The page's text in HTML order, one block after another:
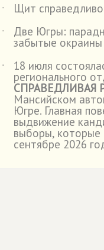
˙
Щит
˙
Две Югры:
забытые окраины
˙
18 июля
регионального
СПРАВЕДЛИВАЯ
Мансийском
Югре. Главная
выдвижение
выборы, которые
сентябре 2026